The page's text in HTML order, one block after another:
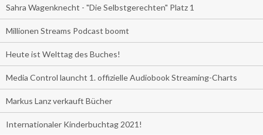
Sahra Wagenknecht - "Die Selbstgerechten" Platz 1
Millionen Streams Podcast boomt
Heute ist Welttag des Buches!
Media Control launcht 1. offizielle Audiobook Streaming-Charts
Markus Lanz verkauft Bücher
Internationaler Kinderbuchtag 2021!